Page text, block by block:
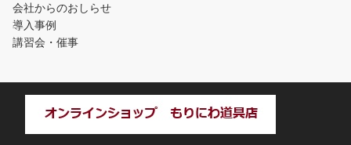
会社からのおしらせ
導入事例
講習会・催事